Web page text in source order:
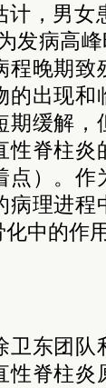
计，男女
发病高
程晚期致
的出现
期缓解，
性脊柱
点）。作
病理进
中的作
卫东团
性脊柱炎